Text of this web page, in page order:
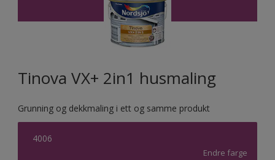
Tinova VX+ 2in1 husmaling
Grunning og dekkmaling i ett og samme produkt
4006
Endre farge